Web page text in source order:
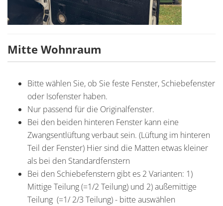
Mitte Wohnraum
Bitte wählen Sie, ob Sie feste Fenster, Schiebefenster
oder Isofenster haben.
Nur passend für die Originalfenster.
Bei den beiden hinteren Fenster kann eine
Zwangsentlüftung verbaut sein. (Lüftung im hinteren
Teil der Fenster) Hier sind die Matten etwas kleiner
als bei den Standardfenstern
Bei den Schiebefenstern gibt es 2 Varianten: 1)
Mittige Teilung (=1/2 Teilung) und 2) außemittige
Teilung (=1/ 2/3 Teilung) - bitte auswählen